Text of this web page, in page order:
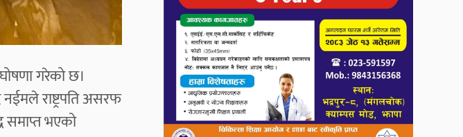
गरेको छ।
नईमले राष्ट्रपति असरफ
समाप्त भएको